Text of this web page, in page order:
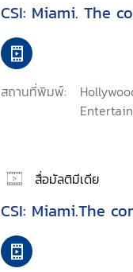
CSI: Miami. The
สถานที่พิมพ์:
สื่อมัลติมีเดีย
CSI: Miami.The